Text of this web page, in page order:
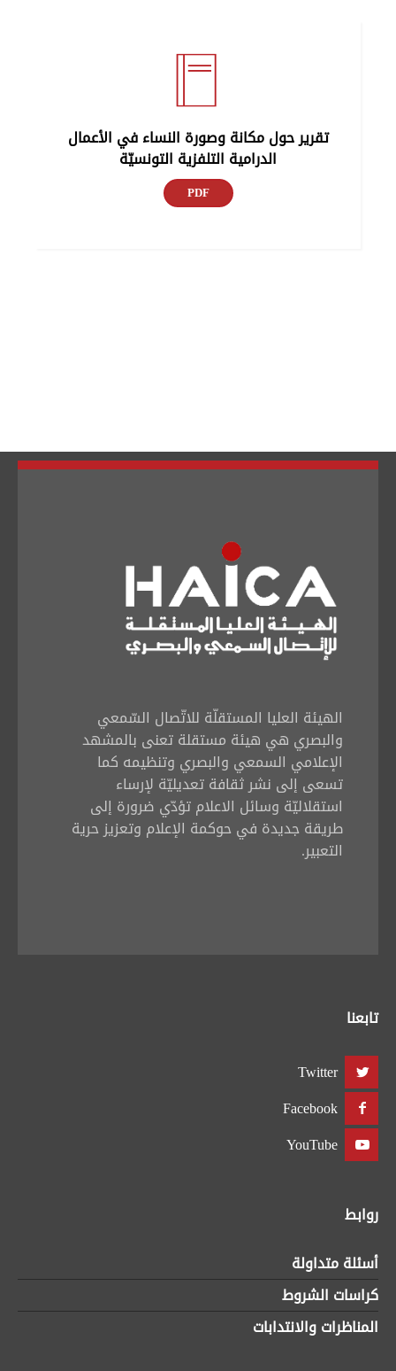
تقرير حول مكانة وصورة النساء في الأعمال
الدرامية التلفزية التونسيّة
PDF
الهيئة العليا المستقلّة للاتّصال السّمعي
والبصري هي هيئة مستقلة تعنى بالمشهد
الإعلامي السمعي والبصري وتنظيمه كما
تسعى إلى نشر ثقافة تعديليّة لإرساء
استقلاليّة وسائل الاعلام تؤدّي ضرورة إلى
طريقة جديدة في حوكمة الإعلام وتعزيز حرية
التعبير.
تابعنا
Twitter
Facebook
YouTube
روابط
أسئلة متداولة
كراسات الشروط
المناظرات والانتدابات
تبديل اللغة
Français